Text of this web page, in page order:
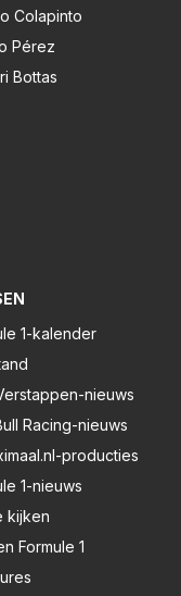
Colapinto
Pérez
Bottas
1-kalender
nieuws
Racing-nieuws
producties
1-nieuws
kijken
Formule 1